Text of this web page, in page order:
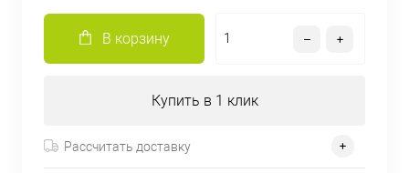
В корзину
Купить в 1 клик
Рассчитать доставку